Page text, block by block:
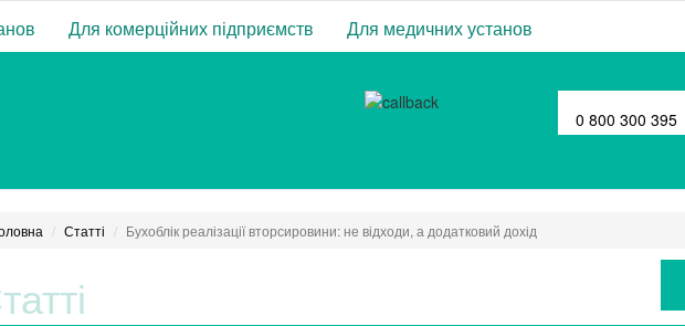
Для комерційних підприємств Для медичних установ
0 800 300 395
Статті Бухоблік реалізації вторсировини: не відходи, а додатковий дохід